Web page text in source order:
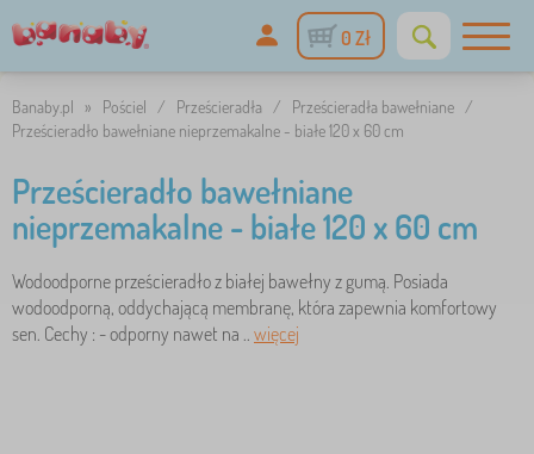
0 Zł
Banaby.pl » Pościel / Prześcieradła / Prześcieradła bawełniane /
Prześcieradło bawełniane nieprzemakalne - białe 120 x 60 cm
Prześcieradło bawełniane
nieprzemakalne - białe 120 x 60 cm
Wodoodporne prześcieradło z białej bawełny z gumą. Posiada
wodoodporną, oddychającą membranę, która zapewnia komfortowy
sen. Cechy : - odporny nawet na .. więcej